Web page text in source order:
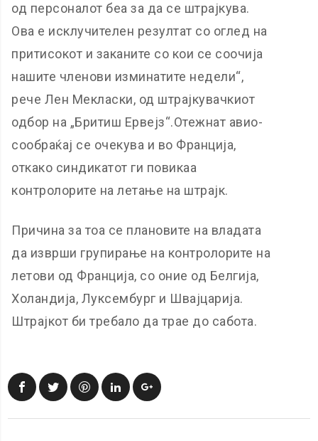
од персоналот беа за да се штрајкува.
Ова е исклучителен резултат со оглед на
притисокот и заканите со кои се соочија
нашите членови изминатите недели“,
рече Лен Мекласки, од штрајкувачкиот
одбор на „Бритиш Ервејз“.Отежнат авио-
сообраќај се очекува и во Франција,
откако синдикатот ги повикаа
контролорите на летање на штрајк.
Причина за тоа се плановите на владата
да изврши групирање на контролорите на
летови од Франција, со оние од Белгија,
Холандија, Луксембург и Швајцарија.
Штрајкот би требало да трае до сабота.